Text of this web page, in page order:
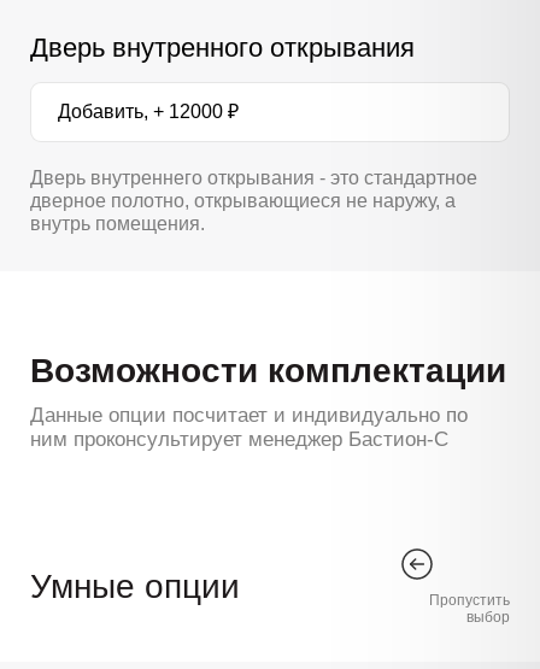
Дверь внутренного открывания
Добавить, + 12000 ₽
Дверь внутреннего открывания - это стандартное
дверное полотно, открывающиеся не наружу, а
внутрь помещения.
Возможности комплектации
Данные опции посчитает и индивидуально по
ним проконсультирует менеджер Бастион-С
Умные опции
Пропустить
выбор